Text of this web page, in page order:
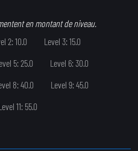
en montant de niveau.
2: 10.0
Level 3: 15.0
5: 25.0
Level 6: 30.0
8: 40.0
Level 9: 45.0
11: 55.0